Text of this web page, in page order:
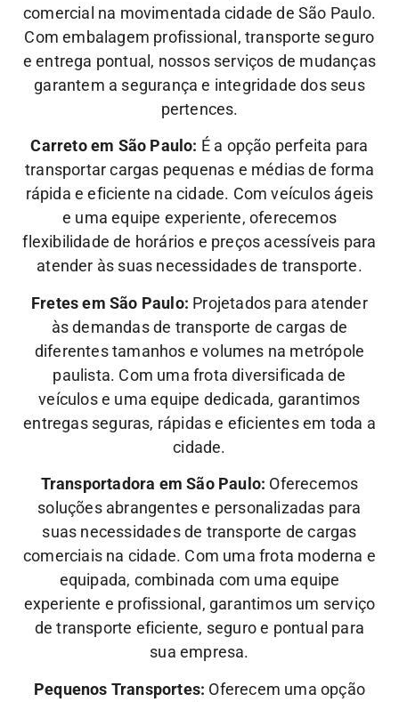
comercial na movimentada cidade de São Paulo.
Com embalagem profissional, transporte seguro
e entrega pontual, nossos serviços de mudanças
garantem a segurança e integridade dos seus
pertences.
Carreto em São Paulo: É a opção perfeita para
transportar cargas pequenas e médias de forma
rápida e eficiente na cidade. Com veículos ágeis
e uma equipe experiente, oferecemos
flexibilidade de horários e preços acessíveis para
atender às suas necessidades de transporte.
Fretes em São Paulo: Projetados para atender
às demandas de transporte de cargas de
diferentes tamanhos e volumes na metrópole
paulista. Com uma frota diversificada de
veículos e uma equipe dedicada, garantimos
entregas seguras, rápidas e eficientes em toda a
cidade.
Transportadora em São Paulo: Oferecemos
soluções abrangentes e personalizadas para
suas necessidades de transporte de cargas
comerciais na cidade. Com uma frota moderna e
equipada, combinada com uma equipe
experiente e profissional, garantimos um serviço
de transporte eficiente, seguro e pontual para
sua empresa.
Pequenos Transportes: Oferecem uma opção